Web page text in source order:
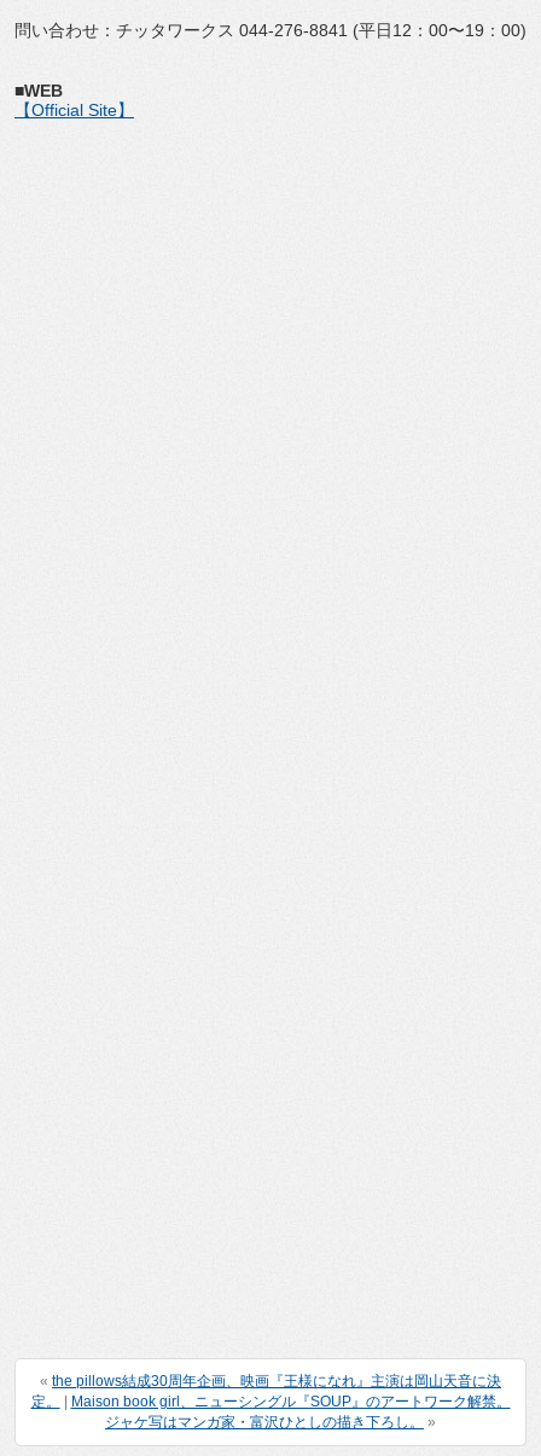
問い合わせ：チッタワークス 044-276-8841 (平日12：00〜19：00)
■WEB
【Official Site】
« the pillows結成30周年企画、映画『王様になれ』主演は岡山天音に決
定。
| Maison book girl、ニューシングル『SOUP』のアートワーク解禁。
ジャケ写はマンガ家・富沢ひとしの描き下ろし。
»